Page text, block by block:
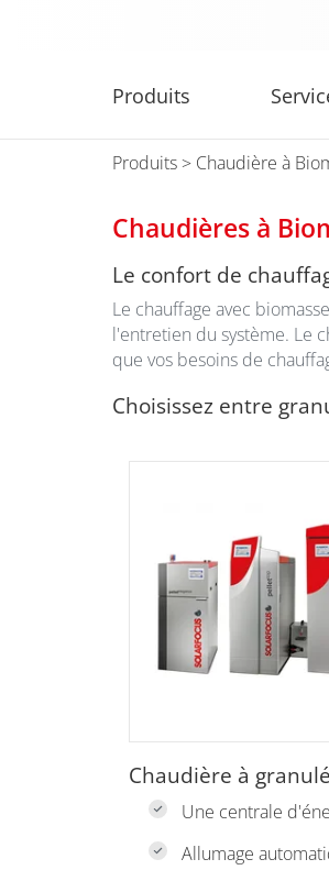
Produits > Chaudière à
Chaudières à
Le confort de
Le chauffage avec
l'entretien du système. Le
que vos besoins de
Choisissez entre
Chaudière à
Une centrale
Allumage
Produits